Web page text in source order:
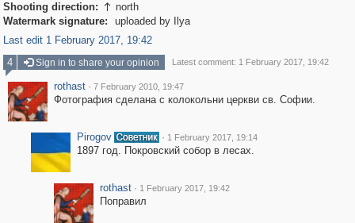
Shooting direction:  north
Watermark signature:
uploaded by Ilya
Last edit 1 February 2017, 19:42
4
Sign in to share your opinion Latest comment: 1 February 2017, 19:42
rothast · 7 February 2010, 19:47
Фотография сделана с колокольни церкви св. Софии.
Pirogov · 1 February 2017, 19:14
1897 год. Покровский собор в лесах.
rothast · 1 February 2017, 19:42
Поправил